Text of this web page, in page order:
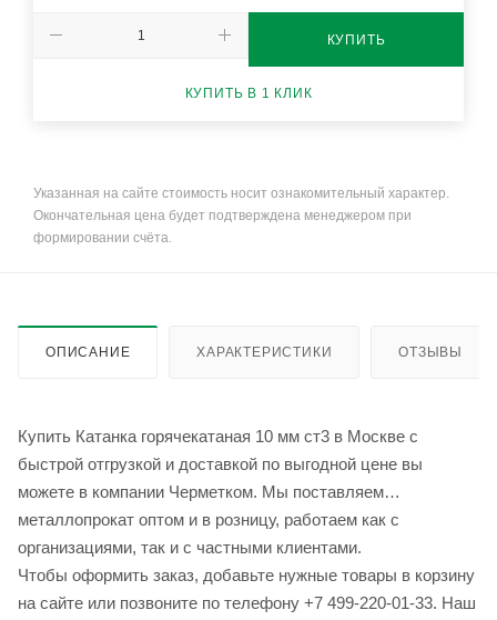
КУПИТЬ
КУПИТЬ В 1 КЛИК
Указанная на сайте стоимость носит ознакомительный характер.
Окончательная цена будет подтверждена менеджером при
формировании счёта.
ОПИСАНИЕ ХАРАКТЕРИСТИКИ ОТЗЫВЫ
Купить Катанка горячекатаная 10 мм ст3 в Москве с
быстрой отгрузкой и доставкой по выгодной цене вы
можете в компании Черметком. Мы поставляем
металлопрокат оптом и в розницу, работаем как с
организациями, так и с частными клиентами.
Чтобы оформить заказ, добавьте нужные товары в корзину
на сайте или позвоните по телефону +7 499-220-01-33. Наш